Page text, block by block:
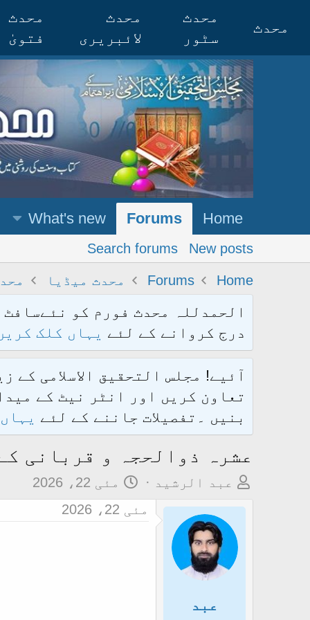
محدث
محدث
سٹور
محدث
لائبریری
محدث
فتویٰ
Home
Forums
What's new
New posts
Search forums
Home
Forums محدث میڈیا
درج کروانے کے لئے یہاں کلک
آئیے! مجلس التحقیق الاسلامی
تعاون کریں اور انٹر نیٹ کے
بنیں ۔تفصیلات جاننے کے لئے
عشرہ ذوالحجہ و قربانی
م
ض
عبد الرشید
ت
ا
مئی 22، 2026
عبد
مئی 22، 2026